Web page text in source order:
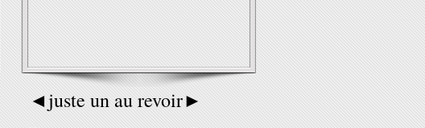
◄juste un au revoir►